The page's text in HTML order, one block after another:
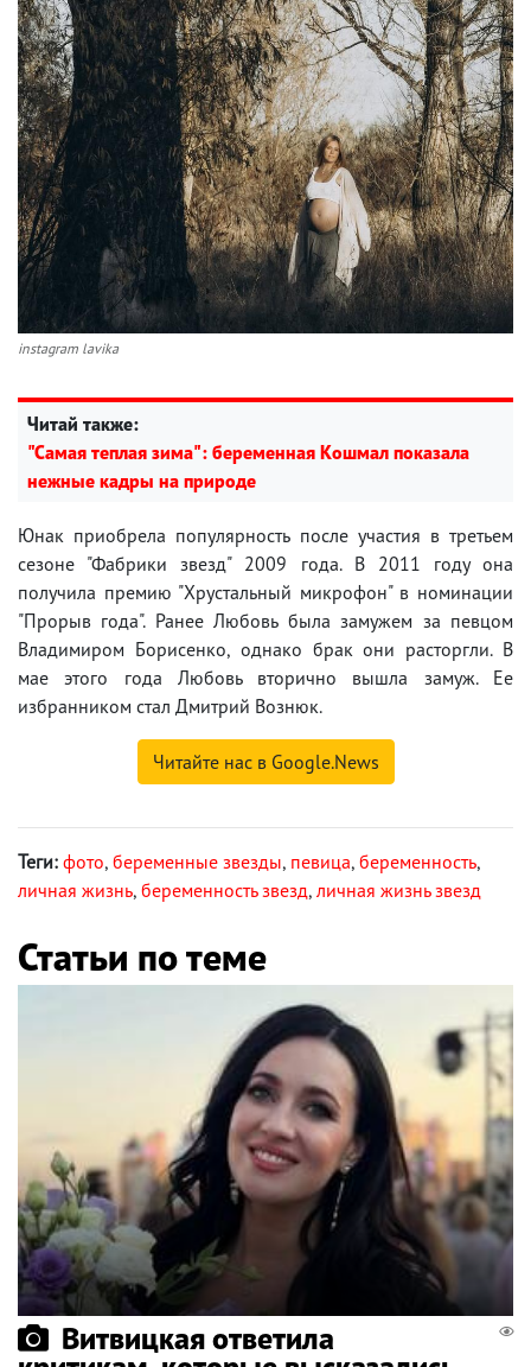
instagram lavika
Читай также:
"Самая теплая зима": беременная Кошмал показала
нежные кадры на природе
Юнак приобрела популярность после участия в третьем
сезоне "Фабрики звезд" 2009 года. В 2011 году она
получила премию "Хрустальный микрофон" в номинации
"Прорыв года". Ранее Любовь была замужем за певцом
Владимиром Борисенко, однако брак они расторгли. В
мае этого года Любовь вторично вышла замуж. Ее
избранником стал Дмитрий Вознюк.
Читайте нас в Google.News
Теги: фото, беременные звезды, певица, беременность,
личная жизнь, беременность звезд, личная жизнь звезд
Статьи по теме
Витвицкая ответила